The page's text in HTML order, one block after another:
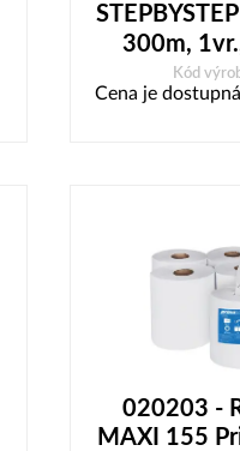
300m,
Kód
Cena je
020203 -
MAXI 155